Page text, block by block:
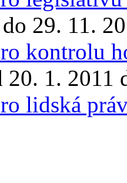
29. 11.
kontrolu
20. 1. 2011
lidská